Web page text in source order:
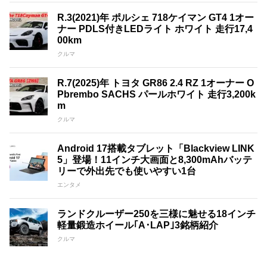
R.3(2021)年 ポルシェ 718ケイマン GT4 1オー
ナー PDLS付きLEDライト ホワイト 走行17,4
00km
クルマ
R.7(2025)年 トヨタ GR86 2.4 RZ 1オーナー O
Pbrembo SACHS パールホワイト 走行3,200k
m
クルマ
Android 17搭載タブレット「Blackview LINK
5」登場！11インチ大画面と8,300mAhバッテ
リーで外出先でも使いやすい1台
エンタメ
ランドクルーザー250を三様に魅せる18インチ
軽量鍛造ホイール｢A･LAP｣3銘柄紹介
クルマ